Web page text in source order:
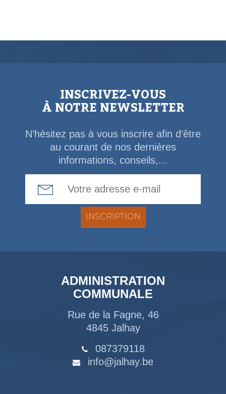
INSCRIVEZ-VOUS
À NOTRE NEWSLETTER
N’hésitez pas à vous inscrire afin d’être
au courant de nos dernières
informations, conseils,...
ADMINISTRATION
COMMUNALE
Rue de la Fagne, 46
4845 Jalhay
087379118
info@jalhay.be